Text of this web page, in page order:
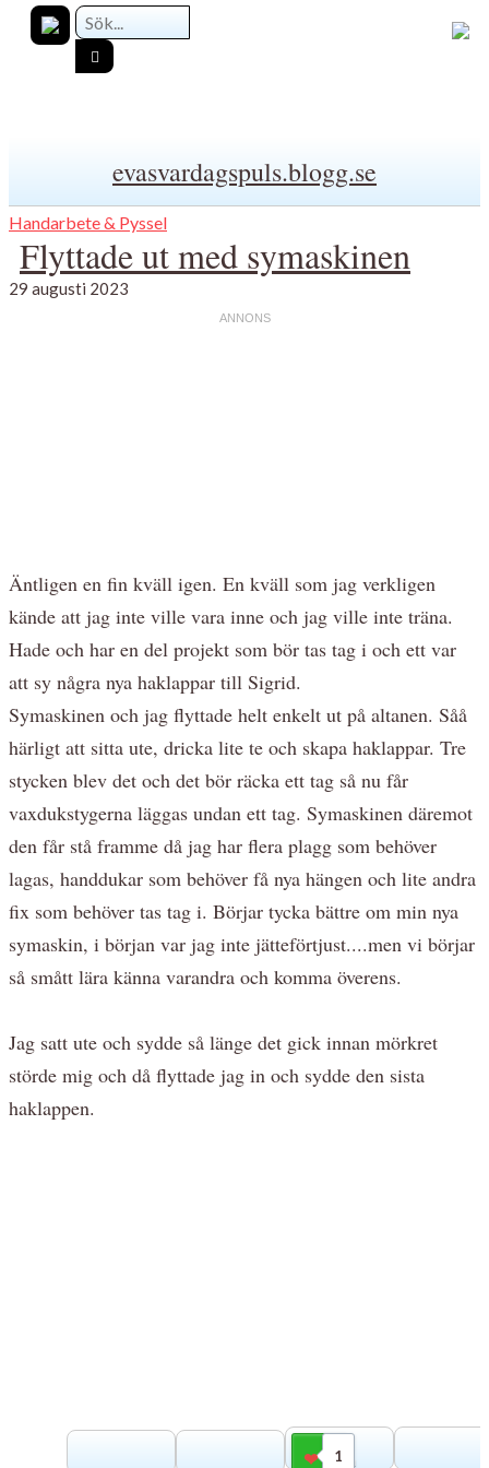
evasvardagspuls.blogg.se
Handarbete & Pyssel
Flyttade ut med symaskinen
29 augusti 2023
Äntligen en fin kväll igen. En kväll som jag verkligen
kände att jag inte ville vara inne och jag ville inte träna.
Hade och har en del projekt som bör tas tag i och ett var
att sy några nya haklappar till Sigrid.
Symaskinen och jag flyttade helt enkelt ut på altanen. Såå
härligt att sitta ute, dricka lite te och skapa haklappar. Tre
stycken blev det och det bör räcka ett tag så nu får
vaxdukstygerna läggas undan ett tag. Symaskinen däremot
den får stå framme då jag har flera plagg som behöver
lagas, handdukar som behöver få nya hängen och lite andra
fix som behöver tas tag i. Börjar tycka bättre om min nya
symaskin, i början var jag inte jätteförtjust....men vi börjar
så smått lära känna varandra och komma överens.
Jag satt ute och sydde så länge det gick innan mörkret
störde mig och då flyttade jag in och sydde den sista
haklappen.
1
Gilla